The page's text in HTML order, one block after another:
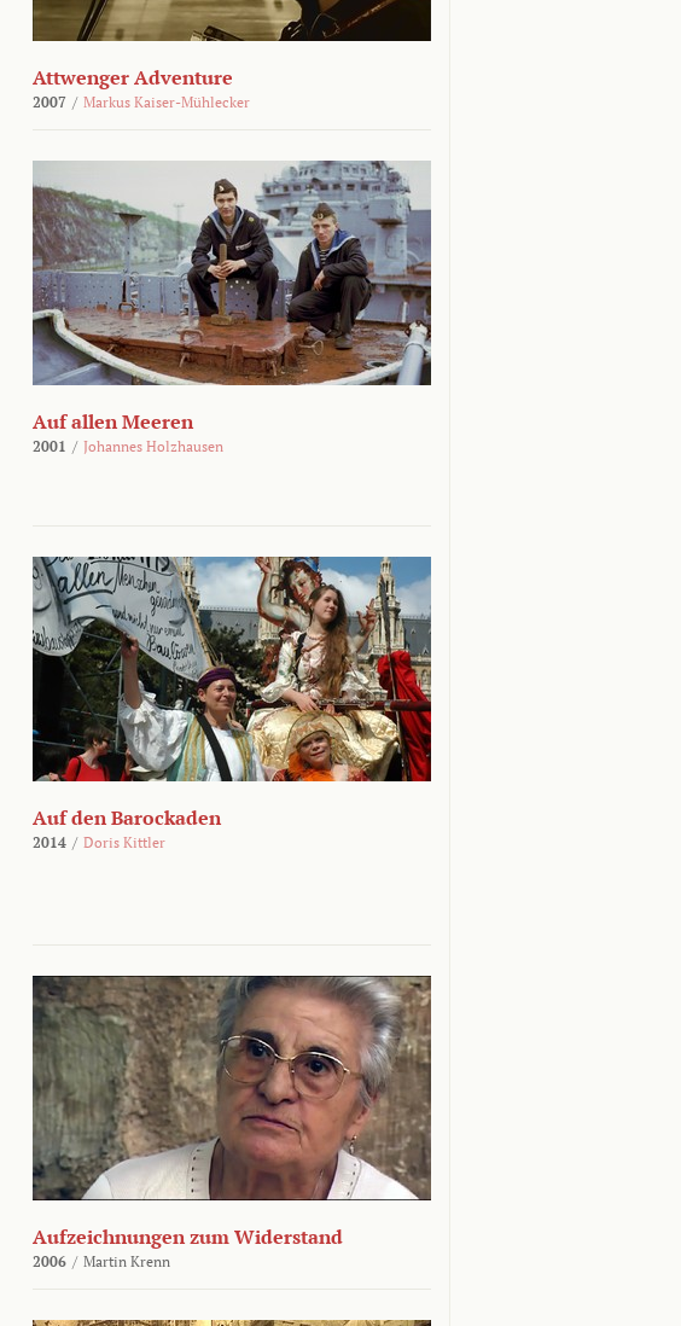
Attwenger Adventure
2007 / Markus Kaiser-Mühlecker
Auf allen Meeren
2001 / Johannes Holzhausen
Auf den Barockaden
2014 / Doris Kittler
Aufzeichnungen zum Widerstand
2006 / Martin Krenn